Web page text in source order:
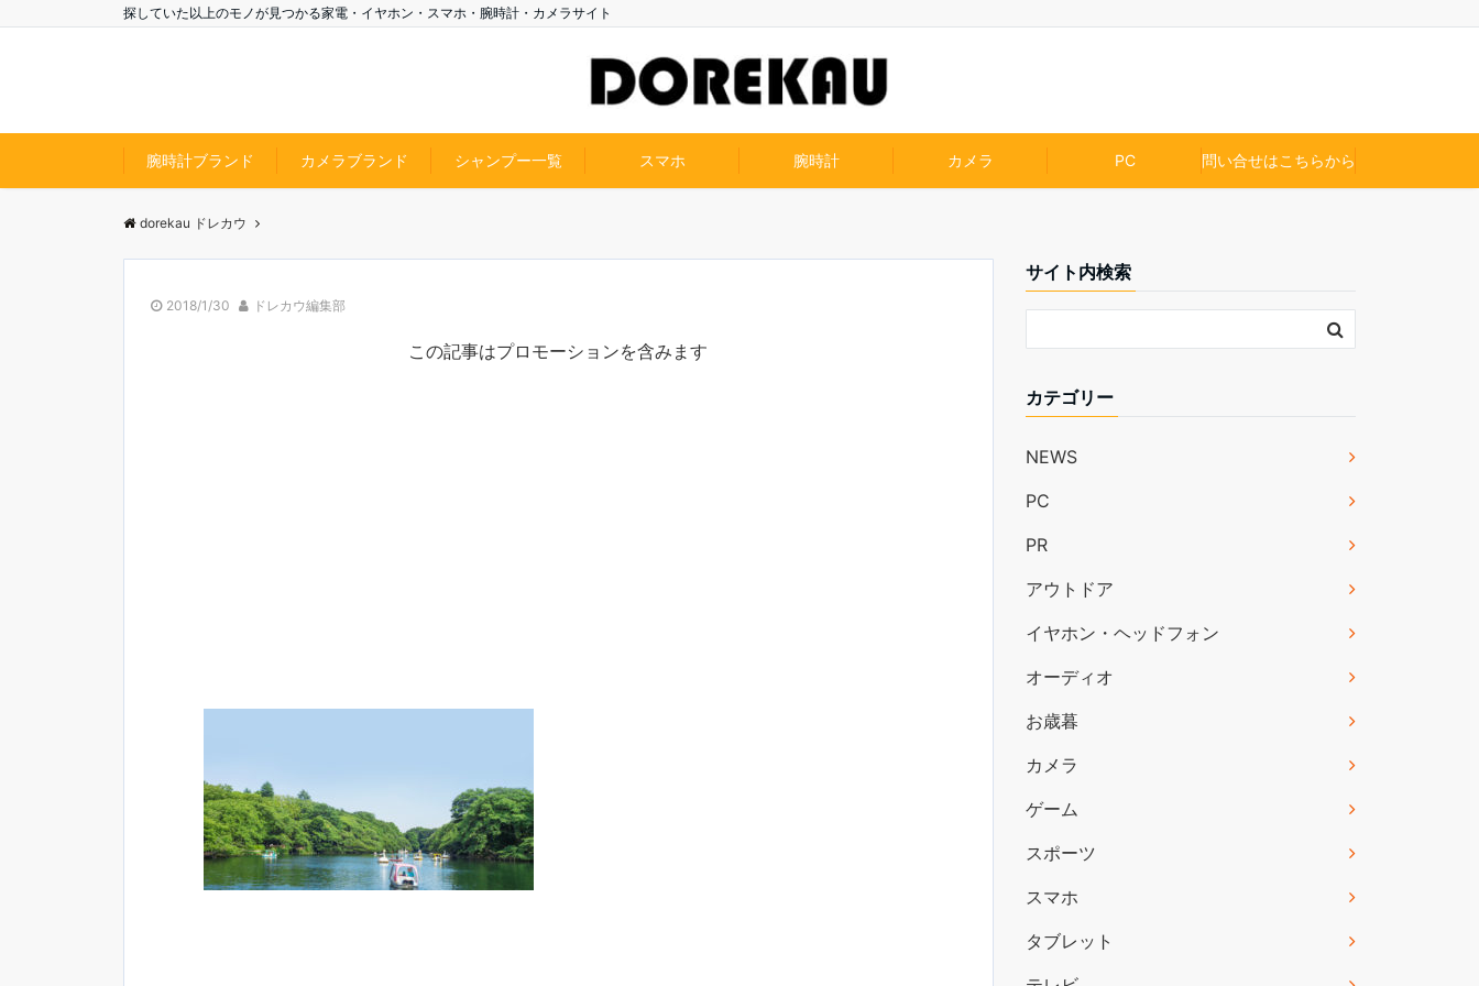
探していた以上のモノが見つかる家電・イヤホン・スマホ・腕時計・カメラサイト
腕時計ブランド カメラブランド シャンプー一覧 スマホ 腕時計 カメラ PC 問い合せはこちらから
dorekau ドレカウ
2018/1/30 ドレカウ編集部
この記事はプロモーションを含みます
サイト内検索
カテゴリー
NEWS
PC
PR
アウトドア
イヤホン・ヘッドフォン
オーディオ
お歳暮
カメラ
ゲーム
スポーツ
スマホ
タブレット